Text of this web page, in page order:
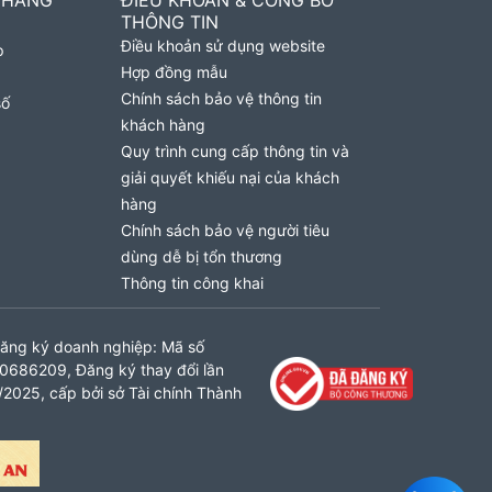
THÔNG TIN
Điều khoản sử dụng website
Hợp đồng mẫu
Chính sách bảo vệ thông tin
khách hàng
Quy trình cung cấp thông tin và
giải quyết khiếu nại của khách
hàng
Chính sách bảo vệ người tiêu
dùng dễ bị tổn thương
Thông tin công khai
ký doanh nghiệp: Mã số
Đăng ký thay đổi lần
cấp bởi sở Tài chính Thành